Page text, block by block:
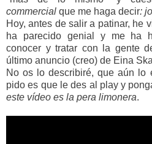
commercial que me haga decir:
Hoy, antes de salir a patinar, he
ha parecido genial y me ha
conocer y tratar con la gente
último anuncio (creo) de Eina
No os lo describiré, que aún lo
pido es que le des al play y
este vídeo es la pera limonera.